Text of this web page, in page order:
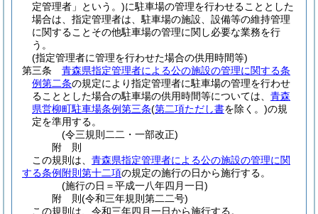
定管理者」という。)に駐車場の管理を行わせることとした
場合は、指定管理者は、駐車場の施設、設備等の維持管理
に関することその他駐車場の管理に関し必要な業務を行
う。
(指定管理者に管理を行わせた場合の供用時間等)
第三条
青森県指定管理者による公の施設の管理に関する条
例第二条の規定により指定管理者に駐車場の管理を行わせ
ることとした場合の駐車場の供用時間等については、 青森
県営柳町駐車場条例第三条(第二項ただし書を除く。)の規
定を準用する。
(令三規則二二・一部改正)
附 則
この規則は、 青森県指定管理者による公の施設の管理に関
する条例附則第十二項の規定の施行の日から施行する。
(施行の日＝平成一八年四月一日)
附 則(令和三年規則第二二号)
この規則は、令和三年四月一日から施行する。